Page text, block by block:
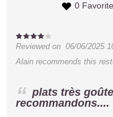
0
Reviewed on06/06/2025
Alain recommends this
plats très
recommandons....